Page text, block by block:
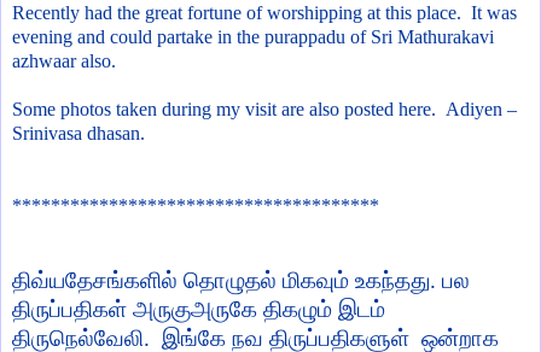
Recently had the great fortune of worshipping at this place. It was
evening and could partake in the purappadu of Sri Mathurakavi
azhwaar also.
Some photos taken during my visit are also posted here. Adiyen –
Srinivasa dhasan.
**************************************
திவ்யதேசங்களில் தொழுதல் மிகவும் உகந்தது. பல
திருப்பதிகள் அருகுஅருகே திகழும் இடம்
திருநெல்வேலி. இங்கே நவ திருப்பதிகளுள் ஒன்றாக